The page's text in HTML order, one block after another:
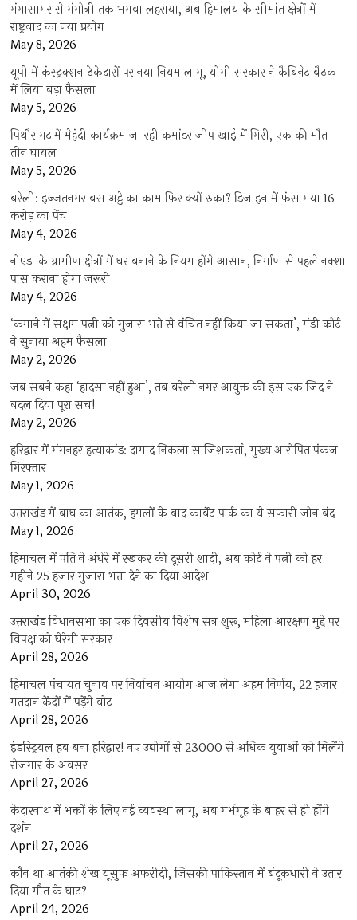
गंगासागर से गंगोत्री तक भगवा लहराया, अब हिमालय के सीमांत क्षेत्रों में
राष्ट्रवाद का नया प्रयोग
May 8, 2026
यूपी में कंस्ट्रक्शन ठेकेदारों पर नया नियम लागू, योगी सरकार ने कैबिनेट बैठक
में लिया बड़ा फैसला
May 5, 2026
पिथौरागढ़ में मेहंदी कार्यक्रम जा रही कमांडर जीप खाई में गिरी, एक की मौत
तीन घायल
May 5, 2026
बरेली: इज्जतनगर बस अड्डे का काम फिर क्यों रुका? डिजाइन में फंस गया 16
करोड़ का पेंच
May 4, 2026
नोएडा के ग्रामीण क्षेत्रों में घर बनाने के नियम होंगे आसान, निर्माण से पहले नक्शा
पास कराना होगा जरूरी
May 4, 2026
‘कमाने में सक्षम पत्नी को गुजारा भत्ते से वंचित नहीं किया जा सकता’, मंडी कोर्ट
ने सुनाया अहम फैसला
May 2, 2026
जब सबने कहा ‘हादसा नहीं हुआ’, तब बरेली नगर आयुक्त की इस एक जिद ने
बदल दिया पूरा सच!
May 2, 2026
हरिद्वार में गंगनहर हत्याकांड: दामाद निकला साजिशकर्ता, मुख्य आरोपित पंकज
गिरफ्तार
May 1, 2026
उत्तराखंड में बाघ का आतंक, हमलों के बाद कार्बेट पार्क का ये सफारी जोन बंद
May 1, 2026
हिमाचल में पति ने अंधेरे में रखकर की दूसरी शादी, अब कोर्ट ने पत्नी को हर
महीने 25 हजार गुजारा भत्ता देने का दिया आदेश
April 30, 2026
उत्तराखंड विधानसभा का एक दिवसीय विशेष सत्र शुरू, महिला आरक्षण मुद्दे पर
विपक्ष को घेरेगी सरकार
April 28, 2026
हिमाचल पंचायत चुनाव पर निर्वाचन आयोग आज लेगा अहम निर्णय, 22 हजार
मतदान केंद्रों में पड़ेंगे वोट
April 28, 2026
इंडस्ट्रियल हब बना हरिद्वार! नए उद्योगों से 23000 से अधिक युवाओं को मिलेंगे
रोजगार के अवसर
April 27, 2026
केदारनाथ में भक्तों के लिए नई व्यवस्था लागू, अब गर्भगृह के बाहर से ही होंगे
दर्शन
April 27, 2026
कौन था आतंकी शेख यूसुफ अफरीदी, जिसकी पाकिस्तान में बंदूकधारी ने उतार
दिया मौत के घाट?
April 24, 2026